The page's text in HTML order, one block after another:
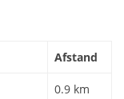
Afstand
0.9 km